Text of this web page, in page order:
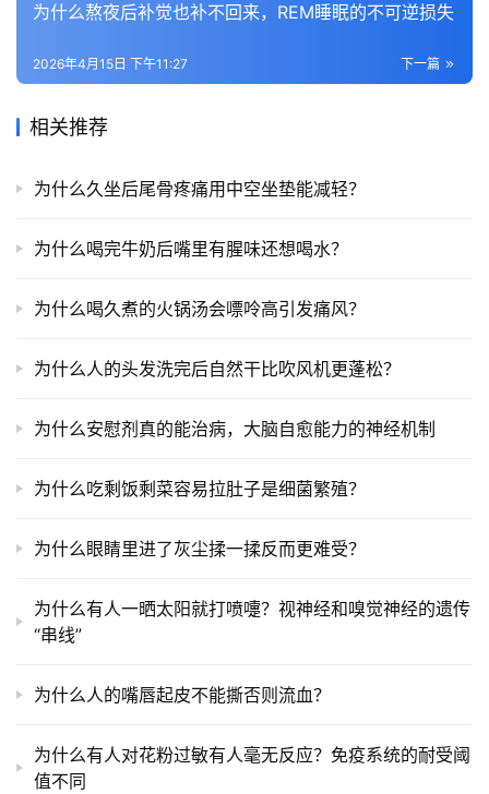
为什么熬夜后补觉也补不回来，REM睡眠的不可逆损失
下一篇
2026年4月15日 下午11:27
相关推荐
为什么久坐后尾骨疼痛用中空坐垫能减轻？
为什么喝完牛奶后嘴里有腥味还想喝水？
为什么喝久煮的火锅汤会嘌呤高引发痛风？
为什么人的头发洗完后自然干比吹风机更蓬松？
为什么安慰剂真的能治病，大脑自愈能力的神经机制
为什么吃剩饭剩菜容易拉肚子是细菌繁殖？
为什么眼睛里进了灰尘揉一揉反而更难受？
为什么有人一晒太阳就打喷嚏？视神经和嗅觉神经的遗传
“串线”
为什么人的嘴唇起皮不能撕否则流血？
为什么有人对花粉过敏有人毫无反应？免疫系统的耐受阈
值不同